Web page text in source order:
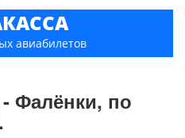
авиабилетов
Фалёнки, по